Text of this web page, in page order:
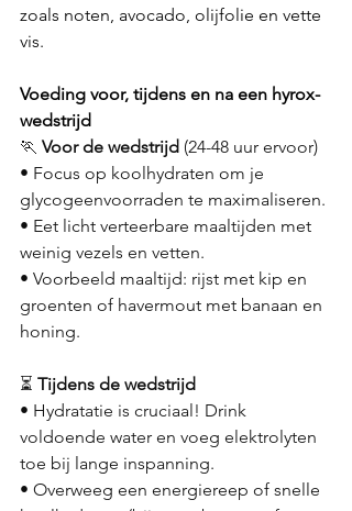
zoals noten, avocado, olijfolie en vette
vis.
Voeding voor, tijdens en na een hyrox-
wedstrijd
🏃 Voor de wedstrijd (24-48 uur ervoor)
• Focus op koolhydraten om je
glycogeenvoorraden te maximaliseren.
• Eet licht verteerbare maaltijden met
weinig vezels en vetten.
• Voorbeeld maaltijd: rijst met kip en
groenten of havermout met banaan en
honing.
⏳ Tijdens de wedstrijd
• Hydratatie is cruciaal! Drink
voldoende water en voeg elektrolyten
toe bij lange inspanning.
• Overweeg een energiereep of snelle